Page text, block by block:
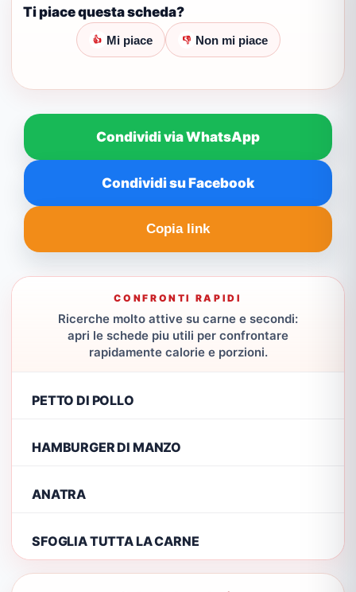
Ti piace questa scheda?
👍 Mi piace 👎 Non mi piace
Condividi via WhatsApp
Condividi su Facebook
Copia link
CONFRONTI RAPIDI
Ricerche molto attive su carne e secondi:
apri le schede piu utili per confrontare
rapidamente calorie e porzioni.
PETTO DI POLLO
HAMBURGER DI MANZO
ANATRA
SFOGLIA TUTTA LA CARNE